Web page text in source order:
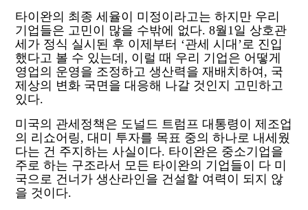
타이완의 최종 세율이 미정이라고는 하지만 우리
기업들은 고민이 많을 수밖에 없다. 8월 1일 상호관
세가 정식 실시된 후 이제부터 ‘관세 시대 ’로 진입
했다고 볼 수 있는데 , 이럴 때 우리 기업은 어떻게
영업의 운영을 조정하고 생산력을 재배치하여 , 국
제상의 변화 국면을 대응해 나갈 것인지 고민하고
있다.
미국의 관세정책은 도널드 트럼프 대통령이 제조업
의 리쇼어링, 대미 투자를 목표 중의 하나로 내세웠
다는 건 주지하는 사실이다. 타이완은 중소기업을
주로 하는 구조라서 모든 타이완의 기업들이 다 미
국으로 건너가 생산라인을 건설할 여력이 되지 않
을 것이다.